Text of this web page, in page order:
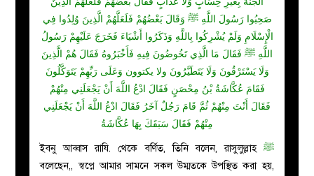
صَحِبُوا رَسُولَ اللَّهِ ﷺ وَقَالَ بَعْضُهُمْ فَلَعَلَّهُمْ الَّذِينَ وُلِدُوا فِي
الْإِسْلَامِ وَلَمْ يُشْرِكُوا بِاللَّهِ وَذَكَرُوا أَشْيَاءَ فَخَرَجَ عَلَيْهِمْ رَسُولُ
اللَّهِ ﷺ فَقَالَ مَا الَّذِي تَخُوضُونَ فِيهِ فَأَخْبَرُوهُ فَقَالَ هُمْ الَّذِينَ
وَلَا يَسْتَرْقُونَ وَلَا يَتَطَيَّرُونَ ولا يكتوون وَعَلَى رَبِّهِمْ يَتَوَكَّلُونَ
فَقَامَ عُكَّاشَةُ بْنُ مِحْصَنٍ فَقَالَ ادْعُ اللَّهَ أَنْ يَجْعَلَنِي مِنْهُمْ
فَقَالَ أَنْتَ مِنْهُمْ ثُمَّ قَامَ رَجُلٌ آخَرُ فَقَالَ ادْعُ اللَّهَ أَنْ يَجْعَلَنِي
مِنْهُمْ فَقَالَ سَبَقَكَ بِهَا عُكَّاشَةُ
ইবনু আব্বাসরাযি. থেকে বর্ণিত, তিনি বলেন,রাসুলুল্লাহ ﷺ
বলেছেন,, স্বপ্নে আমার সামনে সকল উম্মতকে উপস্থিত করা হয়,